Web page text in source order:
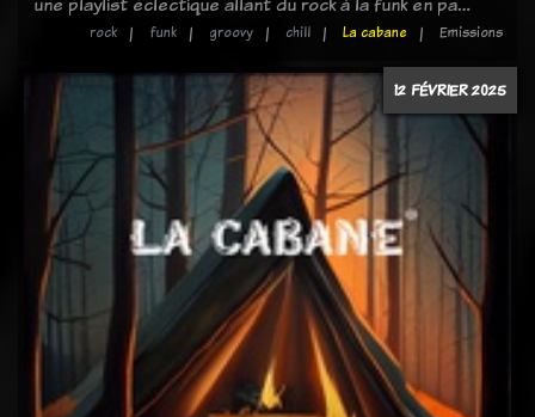
rock funk groovy chill La cabane Emissions
12 FÉVRIER 2025